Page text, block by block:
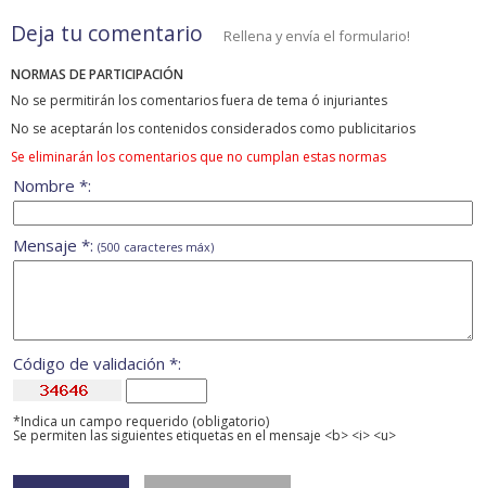
Deja tu comentario Rellena y envía el formulario!
NORMAS DE PARTICIPACIÓN
No se permitirán los comentarios fuera de tema ó injuriantes
No se aceptarán los contenidos considerados como publicitarios
Se eliminarán los comentarios que no cumplan estas normas
Nombre *:
Mensaje *: (500 caracteres máx)
Código de validación *:
*Indica un campo requerido (obligatorio)
Se permiten las siguientes etiquetas en el mensaje <b> <i> <u>